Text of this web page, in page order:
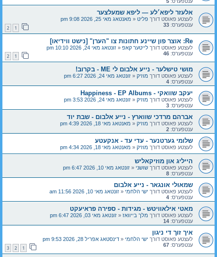
אלעזר ליפא׳לע — ליפא שמעלצער
לעצטע פאוסט דורך פליט « מאנטאג מאי 25, 2026 9:08 pm
ענטפערס: 33
1
2
Re: אוצר פון שיינע חתונות צו "הערן" [נישט ווידיאו]
לעצטע פאוסט דורך לייטער קאפ « זונטאג מאי 24, 2026 10:10 pm
ענטפערס: 46
1
2
מושי טישלער - נייע אלבום לי ME - בקרוב!
לעצטע פאוסט דורך מוזיק « זונטאג מאי 24, 2026 6:27 pm
ענטפערס: 4
יעקב שוואקי - Happiness - EP Albums
לעצטע פאוסט דורך מוזיק « זונטאג מאי 24, 2026 3:53 pm
ענטפערס: 3
אברהם מרדכי שווארץ - נייע אלבום - שבת יוד
לעצטע פאוסט דורך מוזיק « מאנטאג מאי 18, 2026 4:39 pm
ענטפערס: 2
שלומי גערטנער - עדי עד - אנקעטע
לעצטע פאוסט דורך מוזיק « מאנטאג מאי 18, 2026 4:34 pm
הייליג און מוזיקאליש
לעצטע פאוסט דורך שושני « זונטאג מאי 10, 2026 6:47 pm
ענטפערס: 8
שמאולי אונגאר - נייע אלבום
לעצטע פאוסט דורך ישי הלחמי « זונטאג מאי 10, 2026 11:56 am
ענטפערס: 4
מאטי אילאוויטש - מגידות - ספירה פראיעקט
לעצטע פאוסט דורך מלך בייוואז « זונטאג מאי 03, 2026 6:47 pm
ענטפערס: 14
איך זוך די ניגון
לעצטע פאוסט דורך ישי הלחמי « דינסטאג אפריל 28, 2026 9:53 pm
ענטפערס: 67
1
2
3